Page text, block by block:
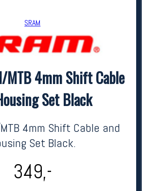
SRAM
MTB 4mm Shift Cable
Set Black
4mm Shift Cable and
Set Black.
349,-
SRAM
Shift Cable and Housing Set Black
kr 349